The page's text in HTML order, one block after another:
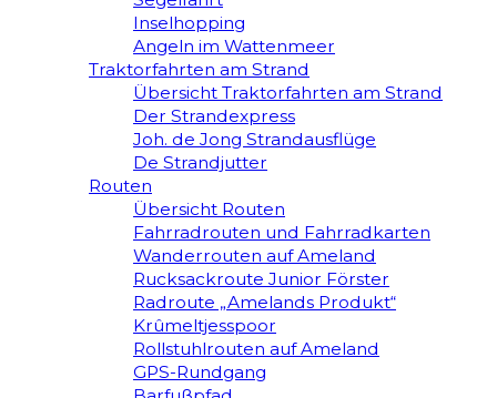
Inselhopping
Angeln im Wattenmeer
Traktorfahrten am Strand
Übersicht Traktorfahrten am Strand
Der Strandexpress
Joh. de Jong Strandausflüge
De Strandjutter
Routen
Übersicht Routen
Fahrradrouten und Fahrradkarten
Wanderrouten auf Ameland
Rucksackroute Junior Förster
Radroute „Amelands Produkt“
Krûmeltjesspoor
Rollstuhlrouten auf Ameland
GPS-Rundgang